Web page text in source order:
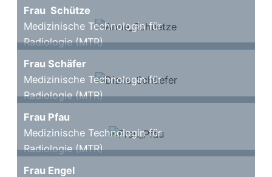
Frau Schütze
Medizinische Technologin für
Radiologie (MTR)
Frau Schäfer
Medizinische Technologin für
Radiologie (MTR)
Frau Pfau
Medizinische Technologin für
Radiologie (MTR)
Frau Engel